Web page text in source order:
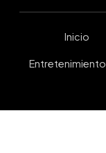
Inicio
Entretenimiento